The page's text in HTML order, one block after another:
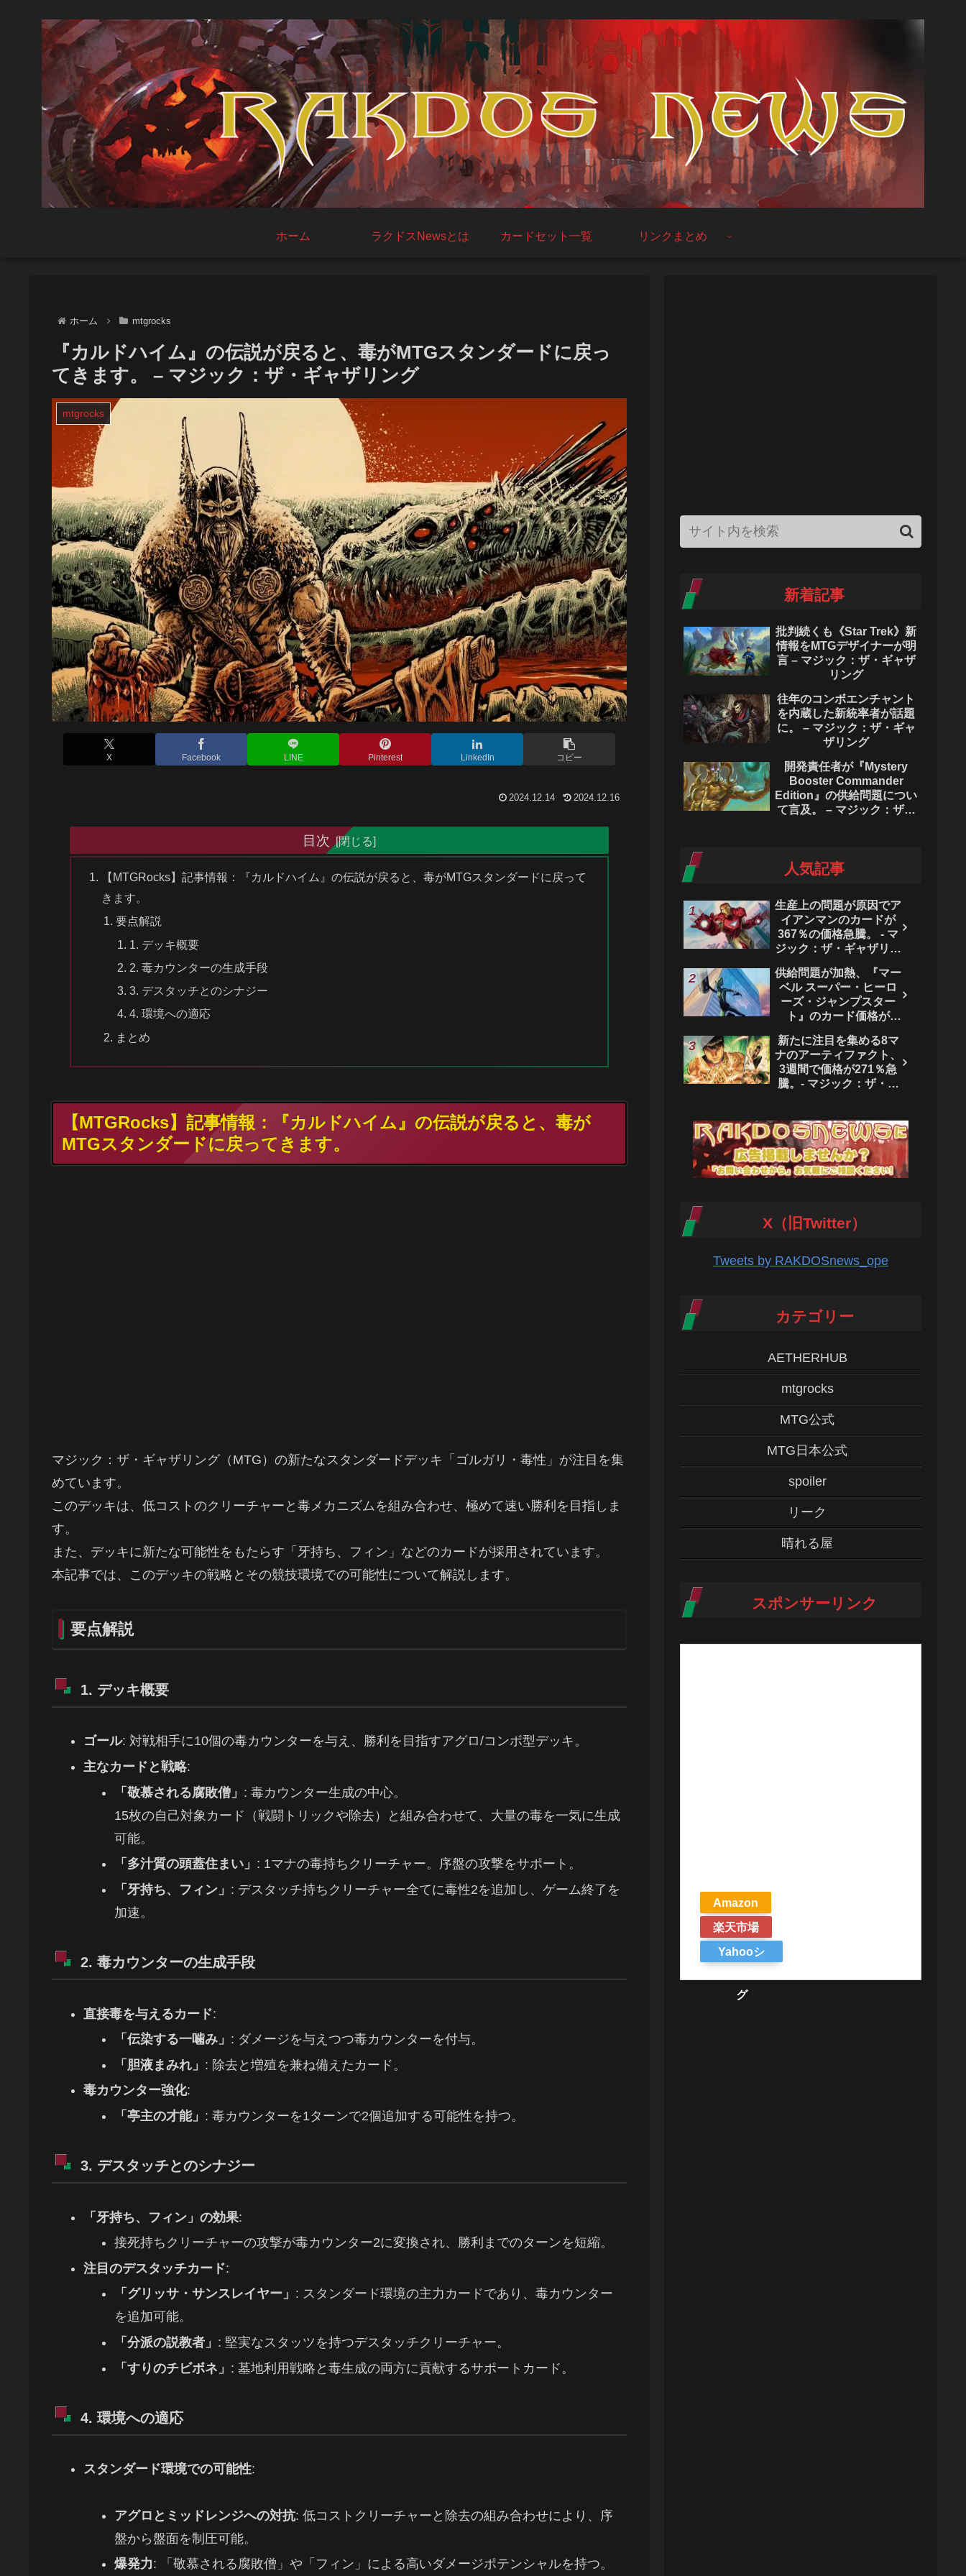
ホーム ラクドスNewsとは カードセット一覧 リンクまとめ
ホーム mtgrocks
『カルドハイム』の伝説が戻ると、毒がMTGスタンダードに戻っ
てきます。 – マジック：ザ・ギャザリング
mtgrocks
X Facebook LINE Pinterest LinkedIn コピー
2024.12.14 2024.12.16
目次
【MTGRocks】記事情報：『カルドハイム』の伝説が戻ると、毒がMTGスタンダードに戻って
きます。
要点解説
1. デッキ概要
2. 毒カウンターの生成手段
3. デスタッチとのシナジー
4. 環境への適応
まとめ
【MTGRocks】記事情報：『カルドハイム』の伝説が戻ると、毒が
MTGスタンダードに戻ってきます。
マジック：ザ・ギャザリング（MTG）の新たなスタンダードデッキ「ゴルガリ・毒性」が注目を集
めています。
このデッキは、低コストのクリーチャーと毒メカニズムを組み合わせ、極めて速い勝利を目指しま
す。
また、デッキに新たな可能性をもたらす「牙持ち、フィン」などのカードが採用されています。
本記事では、このデッキの戦略とその競技環境での可能性について解説します。
要点解説
1. デッキ概要
ゴール: 対戦相手に10個の毒カウンターを与え、勝利を目指すアグロ/コンボ型デッキ。
主なカードと戦略:
「敬慕される腐敗僧」 : 毒カウンター生成の中心。
15枚の自己対象カード（戦闘トリックや除去）と組み合わせて、大量の毒を一気に生成
可能。
「多汁質の頭蓋住まい」 : 1マナの毒持ちクリーチャー。序盤の攻撃をサポート。
「牙持ち、フィン」 : デスタッチ持ちクリーチャー全てに毒性2を追加し、ゲーム終了を
加速。
2. 毒カウンターの生成手段
直接毒を与えるカード:
「伝染する一噛み」 : ダメージを与えつつ毒カウンターを付与。
「胆液まみれ」 : 除去と増殖を兼ね備えたカード。
毒カウンター強化:
「亭主の才能」 : 毒カウンターを1ターンで2個追加する可能性を持つ。
3. デスタッチとのシナジー
「牙持ち、フィン」の効果:
接死持ちクリーチャーの攻撃が毒カウンター2に変換され、勝利までのターンを短縮。
注目のデスタッチカード:
「グリッサ・サンスレイヤー」 : スタンダード環境の主力カードであり、毒カウンター
を追加可能。
「分派の説教者」 : 堅実なスタッツを持つデスタッチクリーチャー。
「すりのチビボネ」 : 墓地利用戦略と毒生成の両方に貢献するサポートカード。
4. 環境への適応
スタンダード環境での可能性:
アグロとミッドレンジへの対抗: 低コストクリーチャーと除去の組み合わせにより、序
盤から盤面を制圧可能。
爆発力: 「敬慕される腐敗僧」や「フィン」による高いダメージポテンシャルを持つ。
新着記事
批判続くも《Star Trek》新
情報をMTGデザイナーが明
言 – マジック：ザ・ギャザ
リング
往年のコンボエンチャント
を内蔵した新統率者が話題
に。 – マジック：ザ・ギャ
ザリング
開発責任者が『Mystery
Booster Commander
Edition』の供給問題につい
て言及。 – マジック：ザ・
人気記事
生産上の問題が原因でア
イアンマンのカードが
367％の価格急騰。 - マ
ジック：ザ・ギャザリン
供給問題が加熱、『マー
ベル スーパー・ヒーロ
ーズ・ジャンプスター
ト』のカード価格が
ク：ザ・ギャザリング
新たに注目を集める8マ
ナのアーティファクト、
3週間で価格が271％急
騰。- マジック：ザ・ギ
X（旧Twitter）
Tweets by RAKDOSnews_ope
カテゴリー
AETHERHUB
mtgrocks
MTG公式
MTG日本公式
spoiler
リーク
晴れる屋
スポンサーリンク
Amazon
楽天市場
Yahooシ
グ